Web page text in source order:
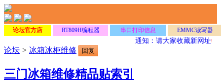
论坛官方店 RT809H编程器 串口打印信息 EMMC读写器
通知：请大家收藏新网址
论坛 > 冰箱冰柜维修 回复
三门冰箱维修精品贴索引